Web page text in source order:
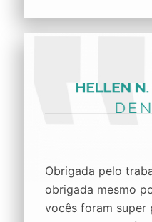
Obrigada pelo
obrigada mesmo
vocês foram super